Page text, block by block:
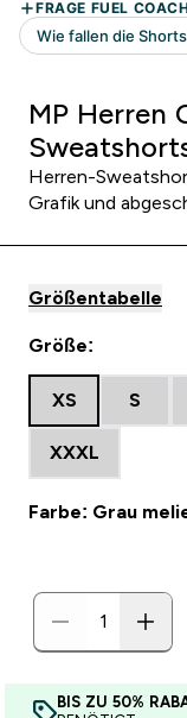
MP Herren
Herren-
Grafik und
Größentabelle
Größe:
XS S
XXXL
Farbe: Grau
BIS ZU 50%